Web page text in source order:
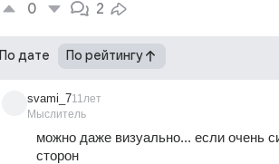
0 2
По дате По рейтингу
svami_7
Мыслитель
11лет
можно даже визуально... если очень
сторон